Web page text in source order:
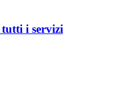
i servizi